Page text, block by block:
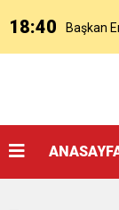
18:40 Başkan